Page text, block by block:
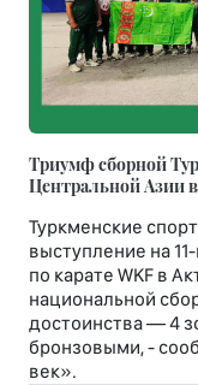
Триумф сборной
Центральной Азии
Туркменские
выступление на
по карате WKF в
национальной
достоинства — 4
бронзовыми, -
век».